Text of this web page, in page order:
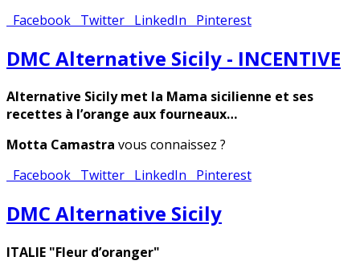
Facebook Twitter LinkedIn Pinterest
DMC Alternative Sicily - INCENTIVE
Alternative Sicily met la Mama sicilienne et ses
recettes à l’orange aux fourneaux…
Motta Camastra vous connaissez ?
Facebook Twitter LinkedIn Pinterest
DMC Alternative Sicily
ITALIE "Fleur d’oranger"